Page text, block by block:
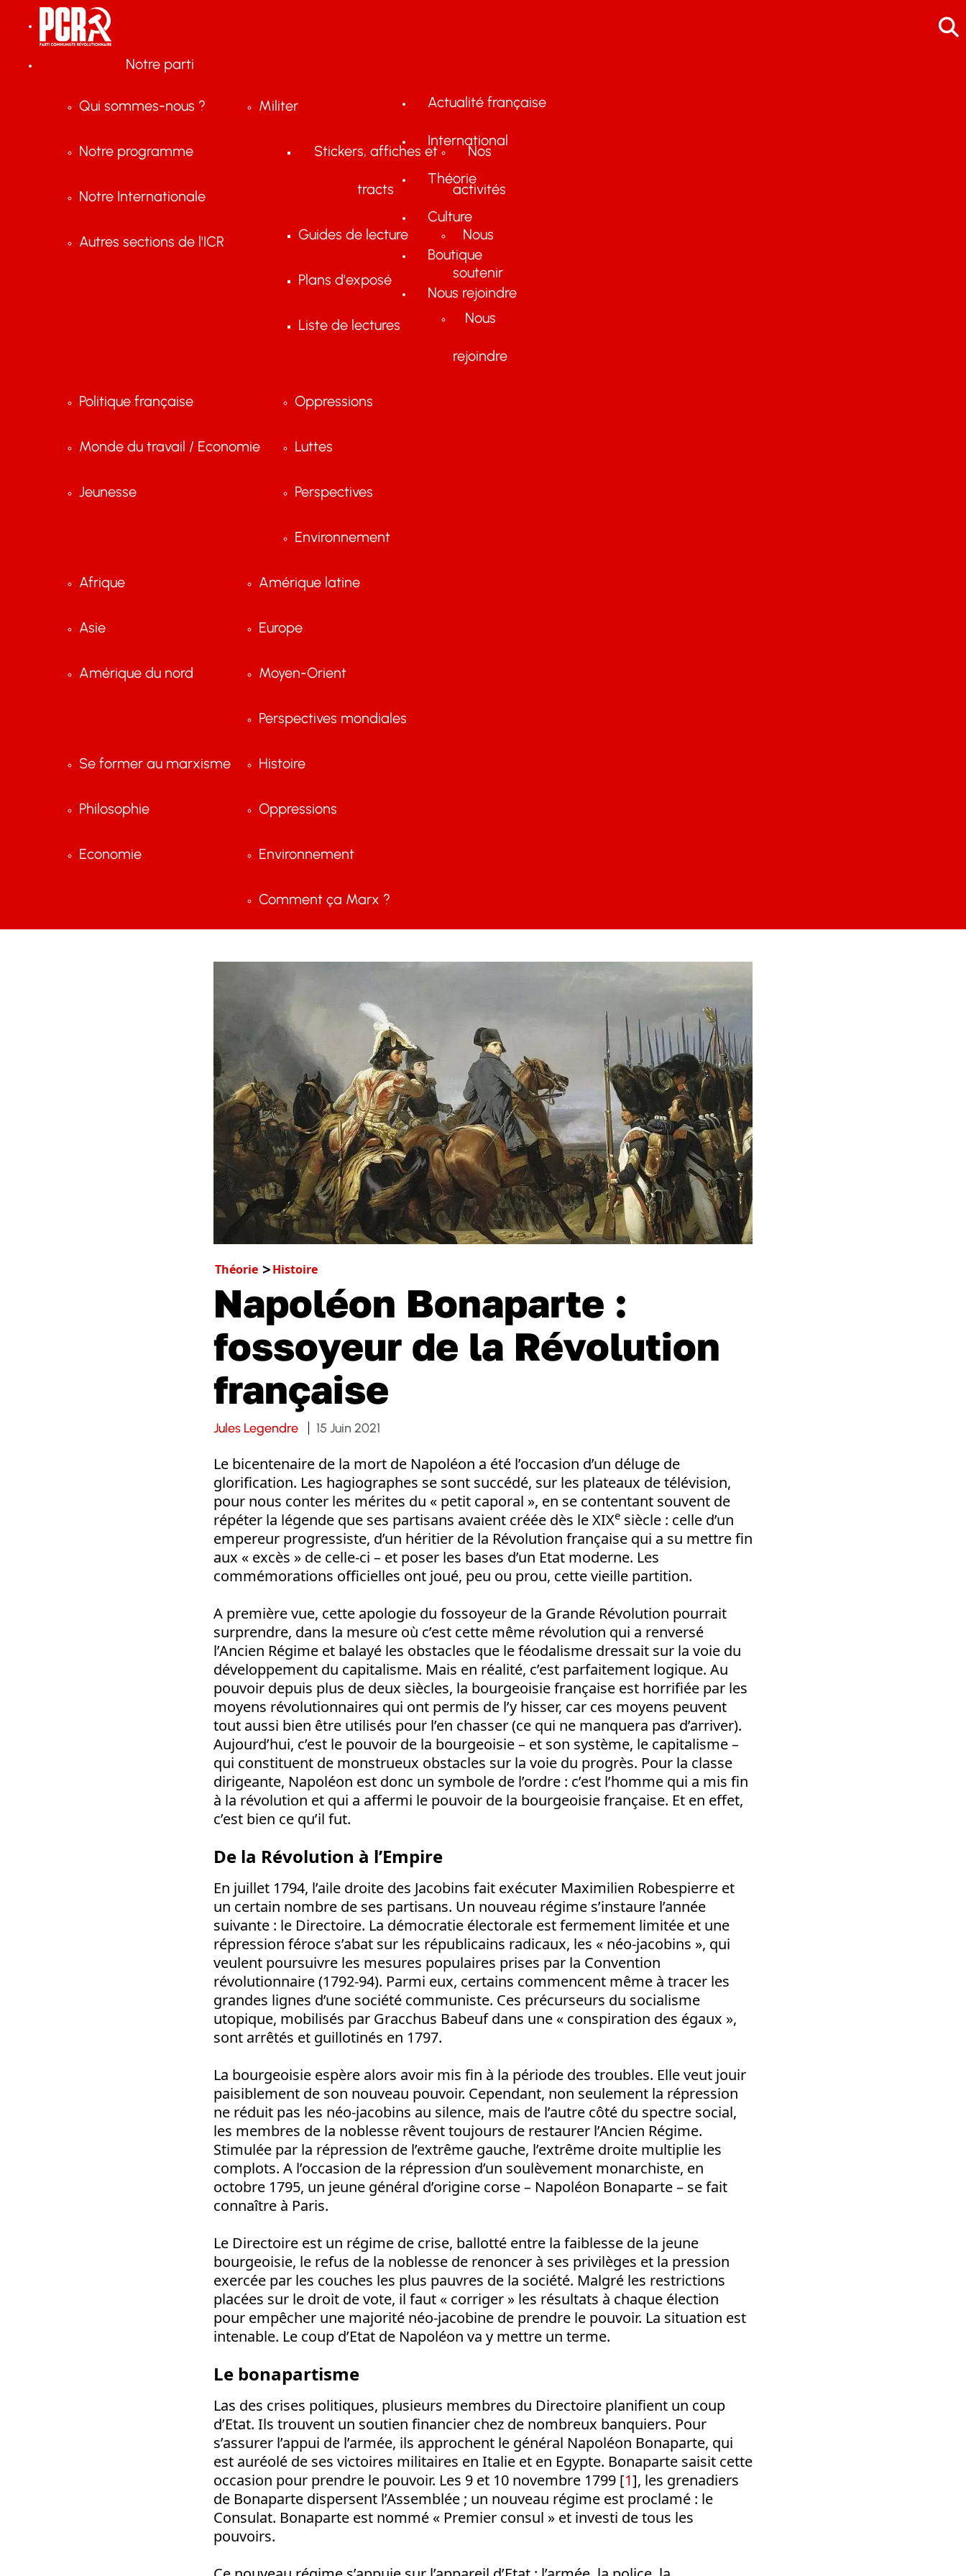
Notre parti
Qui sommes-nous ?
Notre programme
Notre Internationale
Autres sections de l'ICR
Militer
Stickers, affiches et
tracts
Guides de lecture
Plans d'exposé
Liste de lectures
Nos
activités
Nous
soutenir
Nous
rejoindre
Actualité française
Politique française
Monde du travail / Economie
Jeunesse
Oppressions
Luttes
Perspectives
Environnement
International
Afrique
Asie
Amérique du nord
Amérique latine
Europe
Moyen-Orient
Perspectives mondiales
Théorie
Se former au marxisme
Philosophie
Economie
Histoire
Oppressions
Environnement
Comment ça Marx ?
Culture
Boutique
Nous rejoindre
Théorie Histoire
Napoléon Bonaparte :
fossoyeur de la Révolution
française
Jules Legendre 15 Juin 2021
Le bicentenaire de la mort de Napoléon a été l’occasion d’un déluge de
glorification. Les hagiographes se sont succédé, sur les plateaux de télévision,
pour nous conter les mérites du « petit caporal », en se contentant souvent de
répéter la légende que ses partisans avaient créée dès le XIXe siècle : celle d’un
empereur progressiste, d’un héritier de la Révolution française qui a su mettre fin
aux « excès » de celle-ci – et poser les bases d’un Etat moderne. Les
commémorations officielles ont joué, peu ou prou, cette vieille partition.
A première vue, cette apologie du fossoyeur de la Grande Révolution pourrait
surprendre, dans la mesure où c’est cette même révolution qui a renversé
l’Ancien Régime et balayé les obstacles que le féodalisme dressait sur la voie du
développement du capitalisme. Mais en réalité, c’est parfaitement logique. Au
pouvoir depuis plus de deux siècles, la bourgeoisie française est horrifiée par les
moyens révolutionnaires qui ont permis de l’y hisser, car ces moyens peuvent
tout aussi bien être utilisés pour l’en chasser (ce qui ne manquera pas d’arriver).
Aujourd’hui, c’est le pouvoir de la bourgeoisie – et son système, le capitalisme –
qui constituent de monstrueux obstacles sur la voie du progrès. Pour la classe
dirigeante, Napoléon est donc un symbole de l’ordre : c’est l’homme qui a mis fin
à la révolution et qui a affermi le pouvoir de la bourgeoisie française. Et en effet,
c’est bien ce qu’il fut.
De la Révolution à l’Empire
En juillet 1794, l’aile droite des Jacobins fait exécuter Maximilien Robespierre et
un certain nombre de ses partisans. Un nouveau régime s’instaure l’année
suivante : le Directoire. La démocratie électorale est fermement limitée et une
répression féroce s’abat sur les républicains radicaux, les « néo-jacobins », qui
veulent poursuivre les mesures populaires prises par la Convention
révolutionnaire (1792-94). Parmi eux, certains commencent même à tracer les
grandes lignes d’une société communiste. Ces précurseurs du socialisme
utopique, mobilisés par Gracchus Babeuf dans une « conspiration des égaux »,
sont arrêtés et guillotinés en 1797.
La bourgeoisie espère alors avoir mis fin à la période des troubles. Elle veut jouir
paisiblement de son nouveau pouvoir. Cependant, non seulement la répression
ne réduit pas les néo-jacobins au silence, mais de l’autre côté du spectre social,
les membres de la noblesse rêvent toujours de restaurer l’Ancien Régime.
Stimulée par la répression de l’extrême gauche, l’extrême droite multiplie les
complots. A l’occasion de la répression d’un soulèvement monarchiste, en
octobre 1795, un jeune général d’origine corse – Napoléon Bonaparte – se fait
connaître à Paris.
Le Directoire est un régime de crise, ballotté entre la faiblesse de la jeune
bourgeoisie, le refus de la noblesse de renoncer à ses privilèges et la pression
exercée par les couches les plus pauvres de la société. Malgré les restrictions
placées sur le droit de vote, il faut « corriger » les résultats à chaque élection
pour empêcher une majorité néo-jacobine de prendre le pouvoir. La situation est
intenable. Le coup d’Etat de Napoléon va y mettre un terme.
Le bonapartisme
Las des crises politiques, plusieurs membres du Directoire planifient un coup
d’Etat. Ils trouvent un soutien financier chez de nombreux banquiers. Pour
s’assurer l’appui de l’armée, ils approchent le général Napoléon Bonaparte, qui
est auréolé de ses victoires militaires en Italie et en Egypte. Bonaparte saisit cette
occasion pour prendre le pouvoir. Les 9 et 10 novembre 1799 [1], les grenadiers
de Bonaparte dispersent l’Assemblée ; un nouveau régime est proclamé : le
Consulat. Bonaparte est nommé « Premier consul » et investi de tous les
pouvoirs.